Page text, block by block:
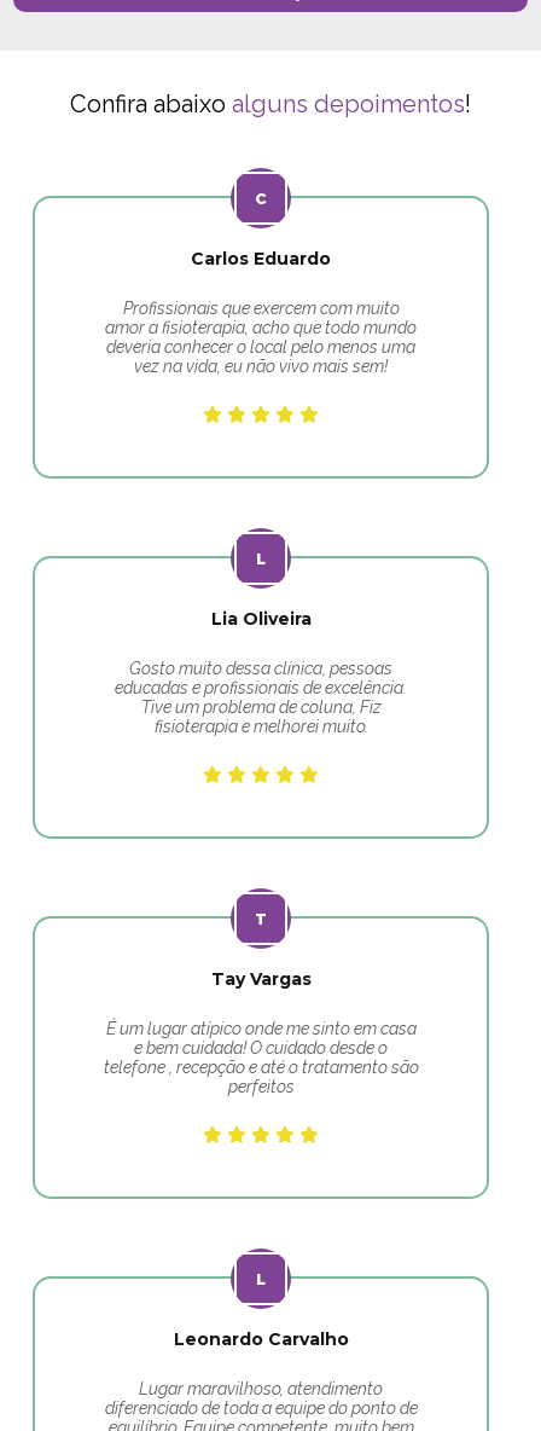
Confira abaixo alguns depoimentos!
Carlos Eduardo
Profissionais que exercem com muito
amor a fisioterapia, acho que todo mundo
deveria conhecer o local pelo menos uma
vez na vida, eu não vivo mais sem!
Lia Oliveira
Gosto muito dessa clínica, pessoas
educadas e profissionais de excelência.
Tive um problema de coluna, Fiz
fisioterapia e melhorei muito.
Tay Vargas
É um lugar atípico onde me sinto em casa
e bem cuidada! O cuidado desde o
telefone , recepção e até o tratamento são
perfeitos
Leonardo Carvalho
Lugar maravilhoso, atendimento
diferenciado de toda a equipe do ponto de